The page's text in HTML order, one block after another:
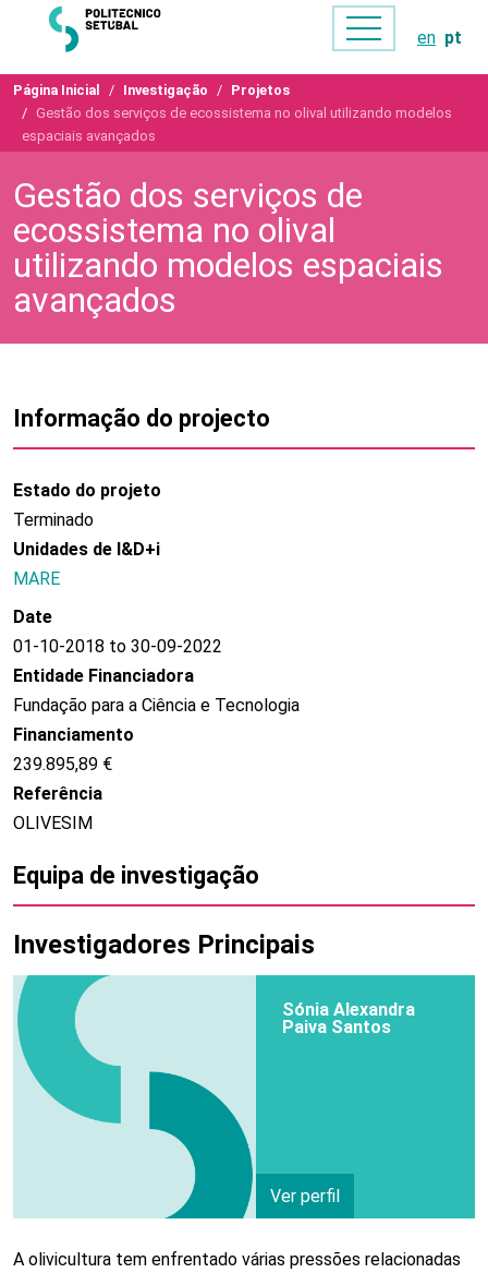
en pt
Página Inicial Investigação
Projetos
Gestão dos serviços de ecossistema no olival utilizando modelos
espaciais avançados
Gestão dos serviços de
ecossistema no olival
utilizando modelos espaciais
avançados
Informação do projecto
Estado do projeto
Terminado
Unidades de I&D+i
MARE
Date
01-10-2018 to 30-09-2022
Entidade Financiadora
Fundação para a Ciência e Tecnologia
Financiamento
239.895,89 €
Referência
OLIVESIM
Equipa de investigação
Investigadores Principais
Sónia Alexandra
Paiva Santos
Ver perfil
A olivicultura tem enfrentado várias pressões relacionadas